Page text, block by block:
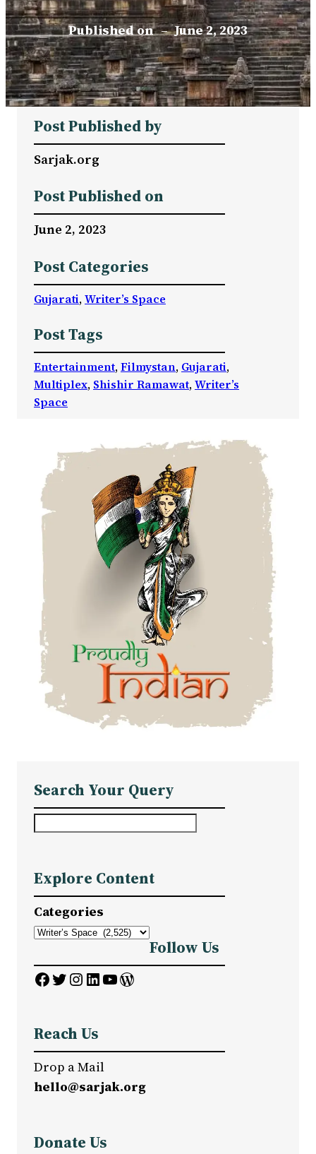
Published on – June 2, 2023
Post Published by
Sarjak.org
Post Published on
June 2, 2023
Post Categories
Gujarati, Writer’s Space
Post Tags
Entertainment, Filmystan, Gujarati
Multiplex, Shishir Ramawat, Writer’s
Space
Search Your Query
r
c
h
Explore Content
Categories
Follow Us
Facebook Twitter InstagramLinkedIn YouTube WordPress
Reach Us
Drop a Mail
hello@sarjak.org
Donate Us